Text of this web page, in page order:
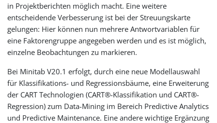
in Projektberichten möglich macht. Eine weitere
entscheidende Verbesserung ist bei der Streuungskarte
gelungen: Hier können nun mehrere Antwortvariablen für
eine Faktorengruppe angegeben werden und es ist möglich,
einzelne Beobachtungen zu markieren.
Bei Minitab V20.1 erfolgt, durch eine neue Modellauswahl
für Klassifikations- und Regressionsbäume, eine Erweiterung
der CART Technologien (CART®-Klassifikation und CART®-
Regression) zum Data-Mining im Bereich Predictive Analytics
und Predictive Maintenance. Eine andere wichtige Ergänzung